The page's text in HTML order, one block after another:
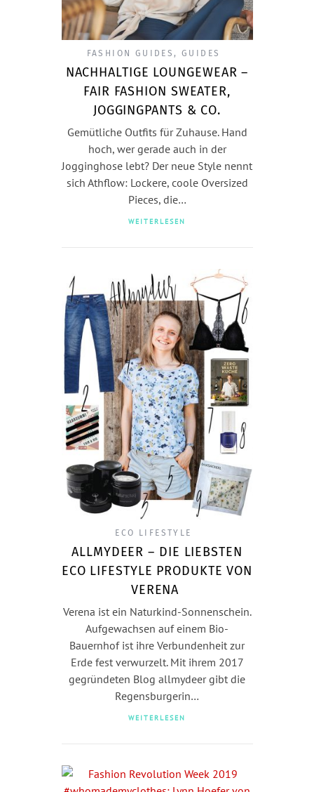
FASHION GUIDES, GUIDES
NACHHALTIGE LOUNGEWEAR –
FAIR FASHION SWEATER,
JOGGINGPANTS & CO.
Gemütliche Outfits für Zuhause. Hand
hoch, wer gerade auch in der
Jogginghose lebt? Der neue Style nennt
sich Athflow: Lockere, coole Oversized
Pieces, die…
WEITERLESEN
ECO LIFESTYLE
ALLMYDEER – DIE LIEBSTEN
ECO LIFESTYLE PRODUKTE VON
VERENA
Verena ist ein Naturkind-Sonnenschein.
Aufgewachsen auf einem Bio-
Bauernhof ist ihre Verbundenheit zur
Erde fest verwurzelt. Mit ihrem 2017
gegründeten Blog allmydeer gibt die
Regensburgerin…
WEITERLESEN